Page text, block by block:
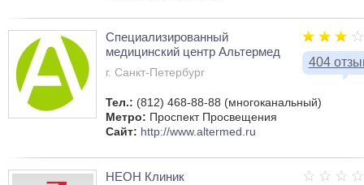
404
Специализированный
медицинский центр Альтермед
г. Санкт-Петербург
Тел.: (812) 468-88-88 (многоканальный)
Метро: Проспект Просвещения
Сайт: http://www.altermed.ru
НЕОН Клиник